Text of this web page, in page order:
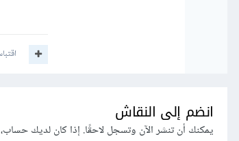
انضم إلى النقاش
يمكنك أن تنشر الآن وتسجل لاحقًا. إذا كان لديك حساب،